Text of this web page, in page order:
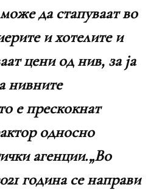
да стапуваат во
и хотелите и
цени од нив, за ја
нивните
е прескокнат
односно
агенции.„Во
година се направи